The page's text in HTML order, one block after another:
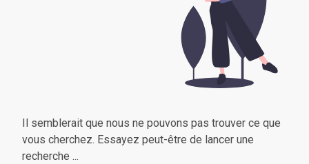
Il semblerait que nous ne pouvons pas trouver ce que
vous cherchez. Essayez peut-être de lancer une
recherche ...